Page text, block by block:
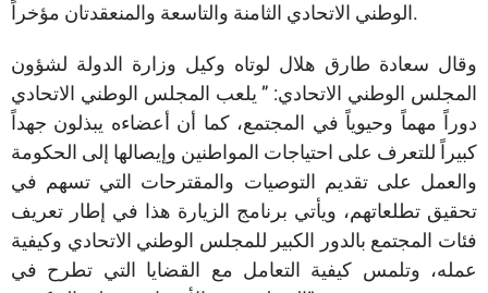
الوطني الاتحادي الثامنة والتاسعة والمنعقدتان مؤخراً.
وقال سعادة طارق هلال لوتاه وكيل وزارة الدولة لشؤون
المجلس الوطني الاتحادي: ” يلعب المجلس الوطني الاتحادي
دوراً مهماً وحيوياً في المجتمع، كما أن أعضاءه يبذلون جهداً
كبيراً للتعرف على احتياجات المواطنين وإيصالها إلى الحكومة
والعمل على تقديم التوصيات والمقترحات التي تسهم في
تحقيق تطلعاتهم، ويأتي برنامج الزيارة هذا في إطار تعريف
فئات المجتمع بالدور الكبير للمجلس الوطني الاتحادي وكيفية
عمله، وتلمس كيفية التعامل مع القضايا التي تطرح في